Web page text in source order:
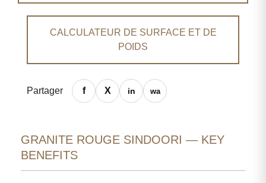
CALCULATEUR DE SURFACE ET DE
POIDS
Partager
GRANITE ROUGE SINDOORI — KEY
BENEFITS